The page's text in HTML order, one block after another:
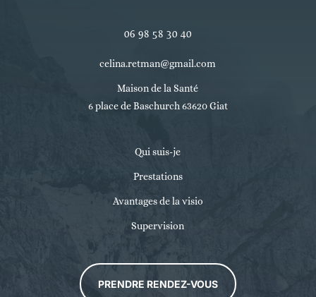
06 98 58 30 40
celina.retman@gmail.com
Maison de la Santé
6 place de Baschurch 63620 Giat
Qui suis-je
Prestations
Avantages de la visio
Supervision
PRENDRE RENDEZ-VOUS